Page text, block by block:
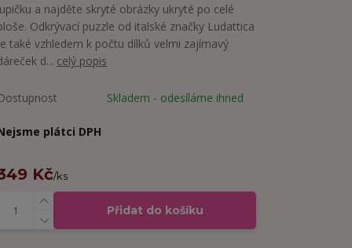
a najděte skryté obrázky ukryté po celé
Odkrývací puzzle od italské značky Ludattica
také vzhledem k počtu dílků velmi zajímavý
d... celý popis
Skladem - odesíláme ihned
plátci DPH
Kč/ks
Přidat do košíku